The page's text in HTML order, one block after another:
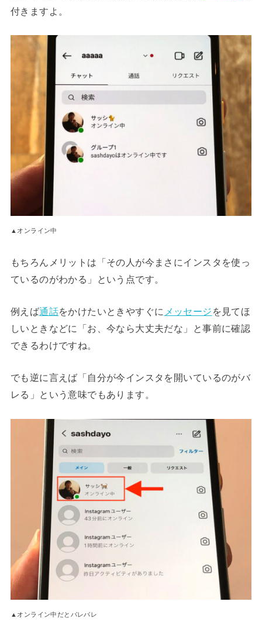
付きますよ。
▲オンライン中
もちろんメリットは「その人が今まさにインスタを使っ
ているのがわかる」という点です。
例えば通話をかけたいときやすぐに メッセージ を見てほ
しいときなどに「お、今なら大丈夫だな」と事前に確認
できるわけですね。
でも逆に言えば「自分が今インスタを開いているのがバ
レる」という意味でもあります。
▲オンライン中だとバレバレ